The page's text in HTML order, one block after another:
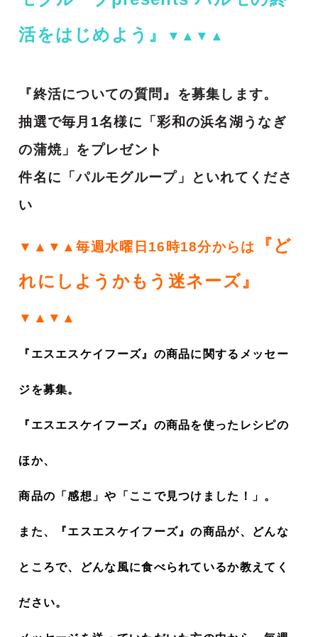
活をはじめよう』
▼▲▼▲
『終活についての質問』を募集します。
抽選で毎月1名様に「彩和の浜名湖うなぎ
の蒲焼」をプレゼント
件名に「パルモグループ」といれてくださ
い
▼▲▼▲毎週水曜日16時18分からは
『ど
れにしようかもう迷ネーズ』
▼▲▼▲
『エスエスケイフーズ』の商品に関するメッセー
ジを募集。
『エスエスケイフーズ』の商品を使ったレシピの
ほか、
商品の「感想」や「ここで見つけました！」。
また、『エスエスケイフーズ』の商品が、どんな
ところで、どんな風に食べられているか教えてく
ださい。